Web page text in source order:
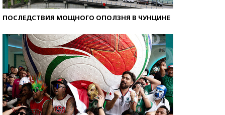
ПОСЛЕДСТВИЯ МОЩНОГО ОПОЛЗНЯ В ЧУНЦИНЕ